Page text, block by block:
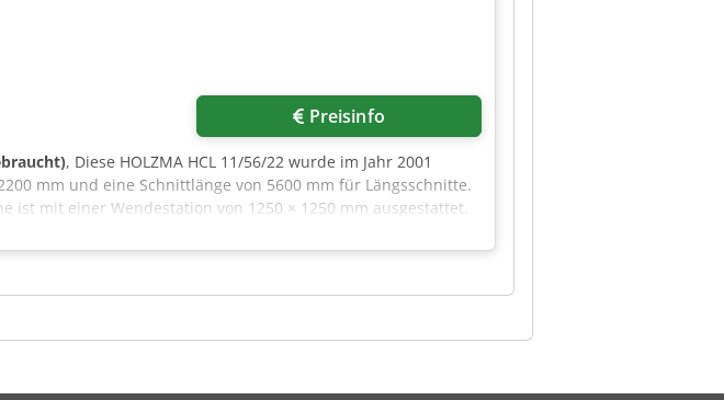
Preisinfo
, Diese HOLZMA HCL 11/56/22 wurde im Jahr 2001
mm und eine Schnittlänge von 5600 mm für Längsschnitte.
ist mit einer Wendestation von 1250 × 1250 mm ausgestattet.
1430 mm bietet sich die Gelegenheit, diese HOLZMA HCL
Anwendungsbereiche Codpfx Acsx D Exdjkjha